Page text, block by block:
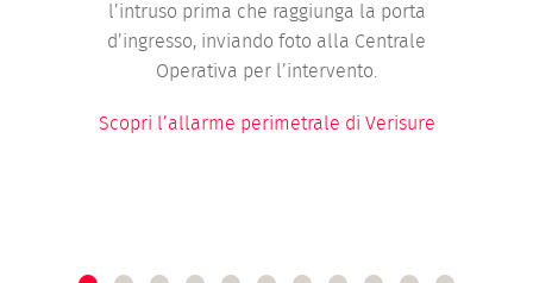
l’intruso prima che raggiunga la porta
d’ingresso, inviando foto alla Centrale
Operativa per l’intervento.
Scopri l’allarme perimetrale di Verisure